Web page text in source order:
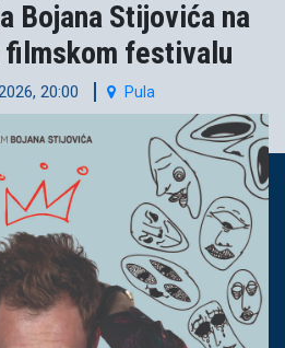
Bojana Stijovića na
filmskom festivalu
20:00 Pula